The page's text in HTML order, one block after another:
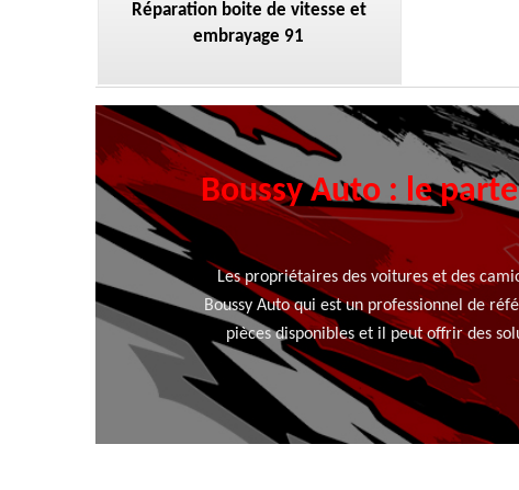
Réparation boite de vitesse et
embrayage 91
Boussy Auto : le
Les propriétaires des voitures et des
Boussy Auto qui est un professionnel de
pièces disponibles et il peut offrir des